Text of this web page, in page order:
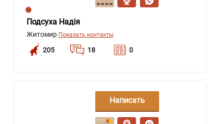
Подсуха Надія
Житомир Показать контакты
205 18 0
Написать
сообщение